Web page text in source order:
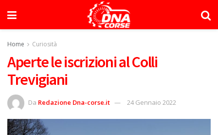
Home Curiosità
Aperte le iscrizioni al Colli
Trevigiani
Da Redazione Dna-corse.it 24 Gennaio 2022